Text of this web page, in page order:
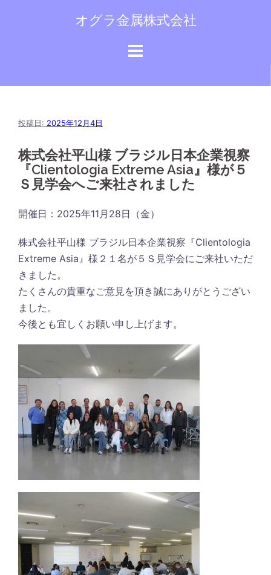
へ
オグラ金属株式会社
投稿日: 2025年12月4日
株式会社平山様 ブラジル日本企業視察
『Clientologia Extreme Asia』様が５
Ｓ見学会へご来社されました
開催日：2025年11月28日（金）
株式会社平山様 ブラジル日本企業視察『Clientologia
Extreme Asia』様２１名が５Ｓ見学会にご来社いただ
きました。
たくさんの貴重なご意見を頂き誠にありがとうござい
ました。
今後とも宜しくお願い申し上げます。